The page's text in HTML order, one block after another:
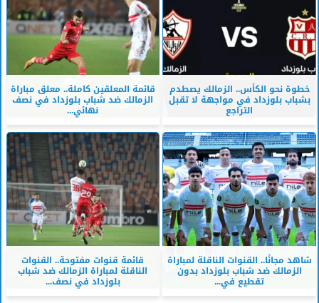
خطوة نحو الكأس.. الزمالك يصطدم
بشباب بلوزداد في مواجهة لا تقبل
التراجع
قائمة المعلقين كاملة.. معلق مباراة
الزمالك ضد شباب بلوزداد في نصف
نهائي...
شاهد مجانًا.. القنوات الناقلة لمباراة
الزمالك ضد شباب بلوزداد بدون
تقطيع في...
قائمة قنوات مفتوحة.. القنوات
الناقلة لمباراة الزمالك ضد شباب
بلوزداد في نصف...